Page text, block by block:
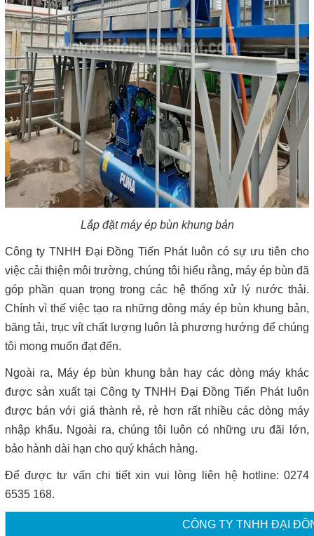
Lắp đặt máy ép bùn khung bản
Công ty TNHH Đại Đồng Tiến Phát luôn có sự ưu tiên cho
việc cải thiện môi trường, chúng tôi hiểu rằng, máy ép bùn đã
góp phần quan trọng trong các hệ thống xử lý nước thải.
Chính vì thế việc tạo ra những dòng máy ép bùn khung bản,
băng tải, trục vít chất lượng luôn là phương hướng để chúng
tôi mong muốn đạt đến.
Ngoài ra, Máy ép bùn khung bản hay các dòng máy khác
được sản xuất tại Công ty TNHH Đại Đồng Tiến Phát luôn
được bán với giá thành rẻ, rẻ hơn rất nhiều các dòng máy
nhập khẩu. Ngoài ra, chúng tôi luôn có những ưu đãi lớn,
bảo hành dài hạn cho quý khách hàng.
Để được tư vấn chi tiết xin vui lòng liên hệ hotline: 0274
6535 168.
CÔNG TY TNHH ĐẠI